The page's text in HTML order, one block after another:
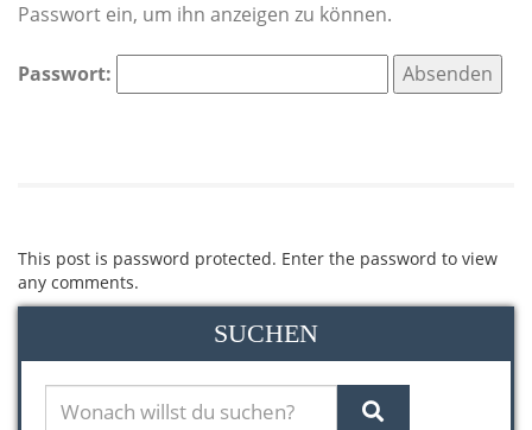
Passwort ein, um ihn anzeigen zu können.
Passwort:
This post is password protected. Enter the password to view
any comments.
SUCHEN